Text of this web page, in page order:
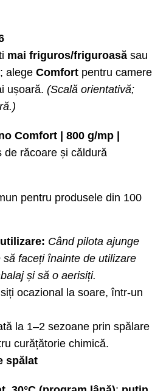
mai friguros/friguroasă sau
alege Comfort pentru camere
ușoară. (Scală orientativă;
Comfort | 800 g/mp |
de răcoare și căldură
pentru produsele din 100
Când pilota ajunge
faceți înainte de utilizare
și să o aerisiți.
ocazional la soare, într-un
la 1–2 sezoane prin spălare
curățătorie chimică.
spălat